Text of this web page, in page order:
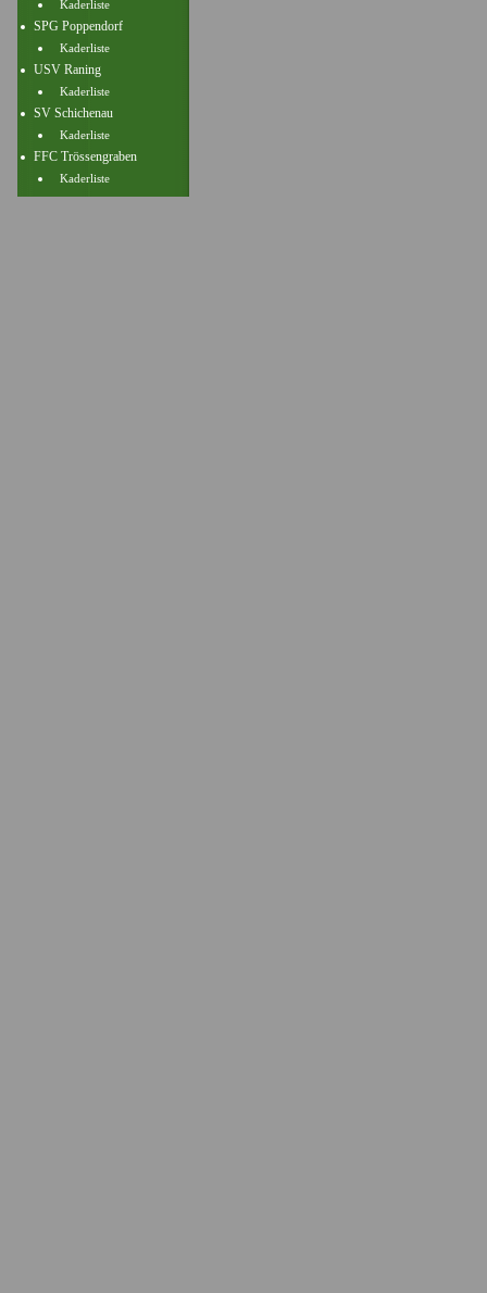
Kaderliste
SPG Poppendorf
Kaderliste
USV Raning
Kaderliste
SV Schichenau
Kaderliste
FFC Trössengraben
Kaderliste